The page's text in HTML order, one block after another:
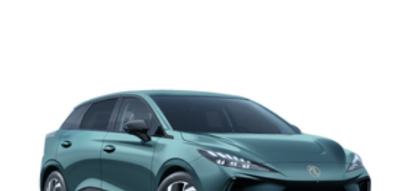
Kontakt
Impressum